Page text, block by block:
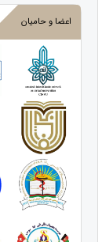
اعضا و حامیان